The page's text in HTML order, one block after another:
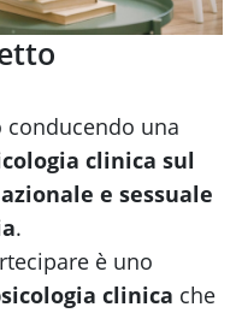
conducendo una
clinica sul
e sessuale
.
è uno
clinica che